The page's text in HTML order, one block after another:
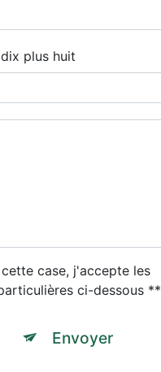
plus huit
case, j'accepte les
ci-dessous **
Envoyer